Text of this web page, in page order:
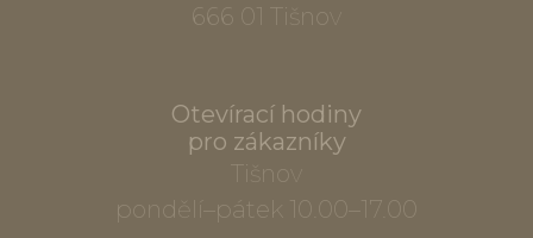
666 01 Tišnov
Otevírací hodiny
pro zákazníky
Tišnov
pondělí–pátek 10.00–17.00